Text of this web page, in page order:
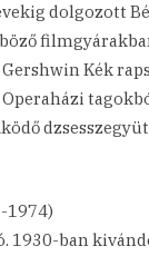
dolgozott
Kék
1974)
1930-ban